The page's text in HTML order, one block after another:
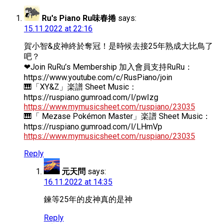
Ru's Piano Ru味春捲 says:
15.11.2022 at 22:16
賀小智&皮神終於奪冠！是時候去接25年熟成大比鳥了
吧？
❤Join RuRu’s Membership 加入會員支持RuRu：
https://www.youtube.com/c/RusPiano/join
🎹「XY&Z」楽譜 Sheet Music：
https://ruspiano.gumroad.com/l/pwIzg
https://www.mymusicsheet.com/ruspiano/23035
🎹「 Mezase Pokémon Master」楽譜 Sheet Music：
https://ruspiano.gumroad.com/l/LHmVp
https://www.mymusicsheet.com/ruspiano/23035
Reply
元天問 says:
16.11.2022 at 14:35
鍊等25年的皮神真的是神
Reply